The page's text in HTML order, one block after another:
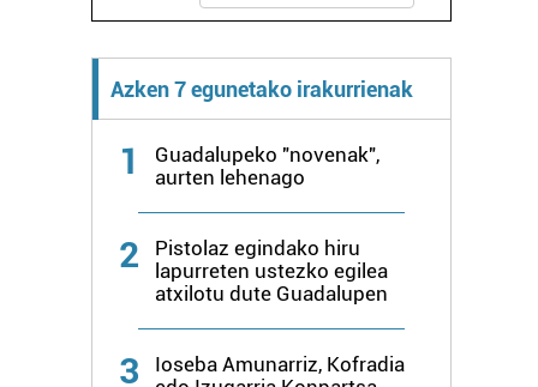
Azken 7 egunetako irakurrienak
1
Guadalupeko "novenak",
aurten lehenago
2
Pistolaz egindako hiru
lapurreten ustezko egilea
atxilotu dute Guadalupen
3
Ioseba Amunarriz, Kofradia